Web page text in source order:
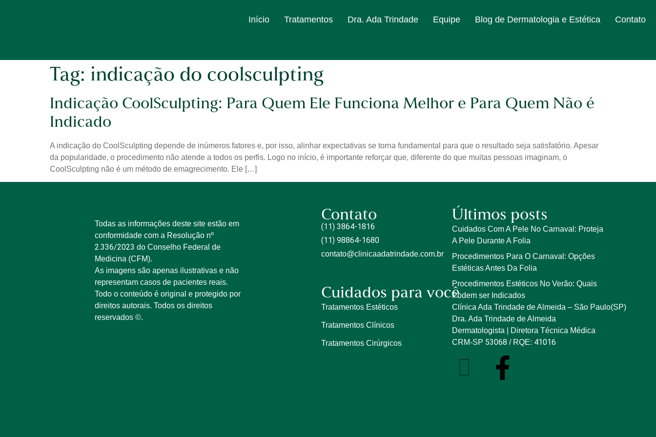
Início Tratamentos Dra. Ada Trindade Equipe Blog de Dermatologia e Estética Contato
Tag: indicação do coolsculpting
Indicação CoolSculpting: Para Quem Ele Funciona Melhor e Para Quem Não é
Indicado
A indicação do CoolSculpting depende de inúmeros fatores e, por isso, alinhar expectativas se torna fundamental para que o resultado seja satisfatório. Apesar
da popularidade, o procedimento não atende a todos os perfis. Logo no início, é importante reforçar que, diferente do que muitas pessoas imaginam, o
CoolSculpting não é um método de emagrecimento. Ele […]
Todas as informações deste site estão em
conformidade com a Resolução nº
2.336/2023 do Conselho Federal de
Medicina (CFM).
As imagens são apenas ilustrativas e não
representam casos de pacientes reais.
Todo o conteúdo é original e protegido por
direitos autorais. Todos os direitos
reservados ©.
Contato
(11) 3864-1816
(11) 98864-1680
contato@clinicaadatrindade.com.br
Cuidados para você
Tratamentos Estéticos
Tratamentos Clínicos
Tratamentos Cirúrgicos
Últimos posts
Cuidados Com A Pele No Carnaval: Proteja
A Pele Durante A Folia
Procedimentos Para O Carnaval: Opções
Estéticas Antes Da Folia
Procedimentos Estéticos No Verão: Quais
Podem ser Indicados
Clínica Ada Trindade de Almeida – São Paulo(SP)
Dra. Ada Trindade de Almeida
Dermatologista | Diretora Técnica Médica
CRM-SP 53068/ RQE: 41016